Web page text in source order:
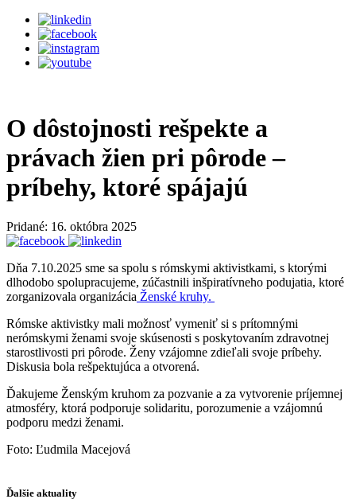
O dôstojnosti rešpekte a
právach žien pri pôrode –
príbehy, ktoré spájajú
Pridané: 16. októbra 2025
Dňa 7.10.2025 sme sa spolu s rómskymi aktivistkami, s ktorými
dlhodobo spolupracujeme, zúčastnili inšpiratívneho podujatia, ktoré
zorganizovala organizácia Ženské kruhy.
Rómske aktivistky mali možnosť vymeniť si s prítomnými
nerómskymi ženami svoje skúsenosti s poskytovaním zdravotnej
starostlivosti pri pôrode. Ženy vzájomne zdieľali svoje príbehy.
Diskusia bola rešpektujúca a otvorená.
Ďakujeme Ženským kruhom za pozvanie a za vytvorenie príjemnej
atmosféry, ktorá podporuje solidaritu, porozumenie a vzájomnú
podporu medzi ženami.
Foto: Ľudmila Macejová
Ďalšie aktuality